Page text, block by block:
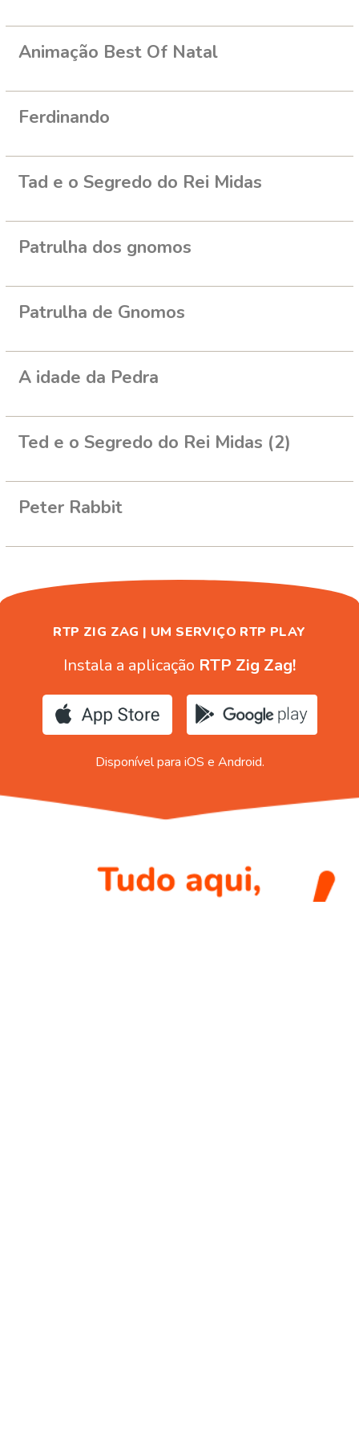
Animação Best Of Natal
Ferdinando
Tad e o Segredo do Rei Midas
Patrulha dos gnomos
Patrulha de Gnomos
A idade da Pedra
Ted e o Segredo do Rei Midas (2)
Peter Rabbit
RTP ZIG ZAG | UM SERVIÇO RTP PLAY
Instala a aplicação RTP Zig Zag!
Disponível para iOS e Android.